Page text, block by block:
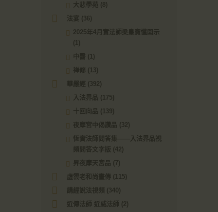
大悲學苑 (8)
法宴 (36)
2025年4月實法師梁皇寶懺開示
(1)
中醫 (1)
禅修 (13)
華嚴經 (392)
入法界品 (175)
十回向品 (139)
夜摩宮中偈讚品 (32)
恆實法師問答集——入法界品視
頻問答文字版 (42)
昇夜摩天宮品 (7)
虛雲老和尚畫傳
(115)
講經說法視頻
(340)
近傳法師 近威法師 (2)